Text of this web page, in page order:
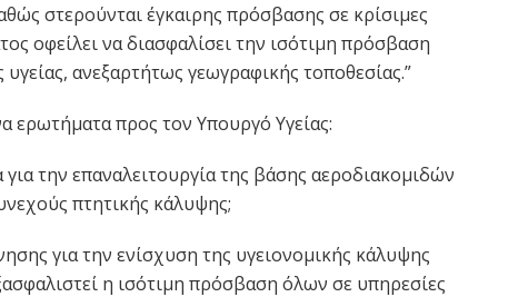
στερούνται έγκαιρης πρόσβασης σε κρίσιμες
οφείλει να διασφαλίσει την ισότιμη πρόσβαση
ανεξαρτήτως γεωγραφικής τοποθεσίας.”
ερωτήματα προς τον Υπουργό Υγείας:
για την επαναλειτουργία της βάσης αεροδιακομιδών
πτητικής κάλυψης;
για την ενίσχυση της υγειονομικής κάλυψης
η ισότιμη πρόσβαση όλων σε υπηρεσίες